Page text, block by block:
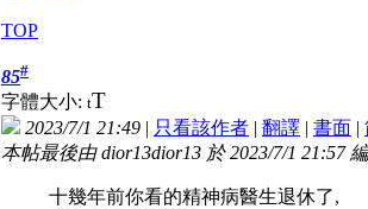
TOP
85#
字體大小: tT
2023/7/1 21:49 | 只看該作者 | 翻譯 | 書面 |
本帖最後由 dior13dior13 於 2023/7/1 21:57
十幾年前你看的精神病醫生退休了,